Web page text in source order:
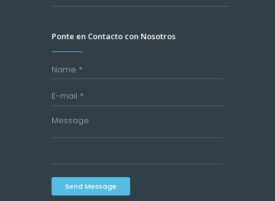
Ponte en Contacto con Nosotros
Send Message